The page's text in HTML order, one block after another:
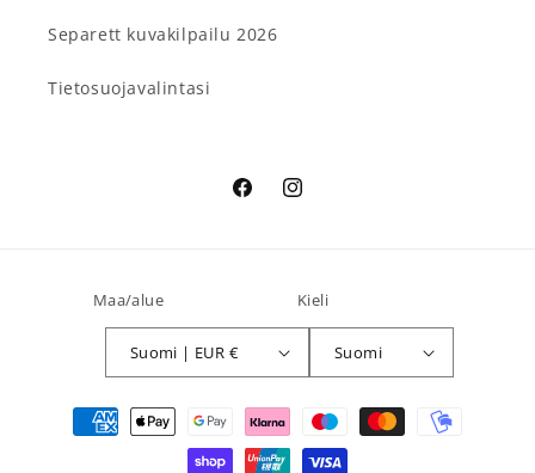
Separett kuvakilpailu 2026
Tietosuojavalintasi
FacebookInstagram
Maa/alue
Suomi | EUR €
Kieli
Suomi
Maksutavat